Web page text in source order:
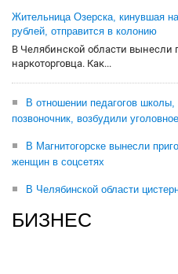
Жительница Озерска, кинувшая
рублей, отправится в колонию
В Челябинской области
наркоторговца. Как...
В отношении педагогов
позвоночник, возбудили
В Магнитогорске вынесли
женщин в соцсетях
В Челябинской области
БИЗНЕС